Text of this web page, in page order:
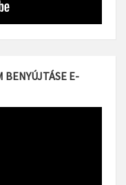
BENYÚJTÁSE E-